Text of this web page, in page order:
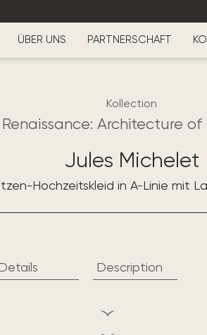
ÜBER UNS PARTNERSCHAFT
Kollection
Renaissance: Architecture of
Jules Michelet
Hochzeitskleid in A-Linie mit
Description